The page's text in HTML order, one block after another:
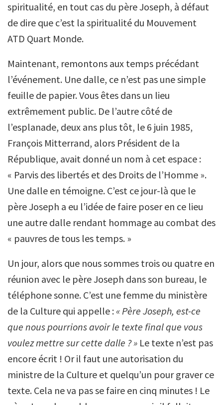
spiritualité, en tout cas du père Joseph, à défaut
de dire que c’est la spiritualité du Mouvement
ATD Quart Monde.
Maintenant, remontons aux temps précédant
l’événement. Une dalle, ce n’est pas une simple
feuille de papier. Vous êtes dans un lieu
extrêmement public. De l’autre côté de
l’esplanade, deux ans plus tôt, le 6 juin 1985,
François Mitterrand, alors Président de la
République, avait donné un nom à cet espace :
« Parvis des libertés et des Droits de l’Homme ».
Une dalle en témoigne. C’est ce jour-là que le
père Joseph a eu l’idée de faire poser en ce lieu
une autre dalle rendant hommage au combat des
« pauvres de tous les temps. »
Un jour, alors que nous sommes trois ou quatre en
réunion avec le père Joseph dans son bureau, le
téléphone sonne. C’est une femme du ministère
de la Culture qui appelle : « Père Joseph, est-ce
que nous pourrions avoir le texte final que vous
voulez mettre sur cette dalle ? » Le texte n’est pas
encore écrit ! Or il faut une autorisation du
ministre de la Culture et quelqu’un pour graver ce
texte. Cela ne va pas se faire en cinq minutes ! Le